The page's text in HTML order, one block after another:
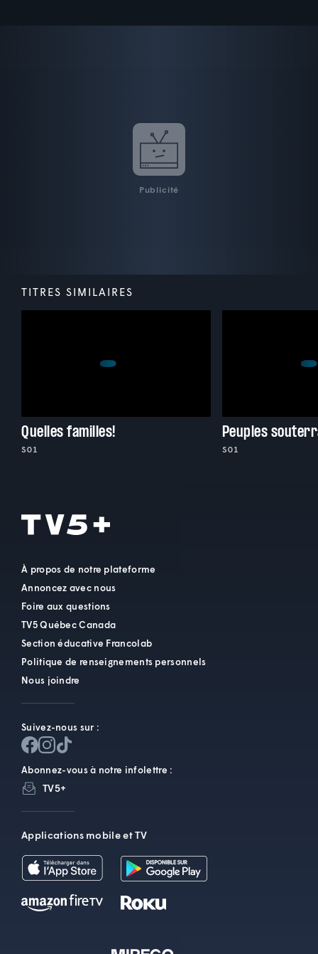
Publicité
TITRES SIMILAIRES
Quelles familles!
S01
Peuples
S01
À propos de notre plateforme
Annoncez avec nous
Foire aux questions
TV5 Québec Canada
Section éducative Francolab
Politique de renseignements personnels
Nous joindre
Suivez-nous sur :
Abonnez-vous à notre infolettre :
TV5+
Applications mobile et TV